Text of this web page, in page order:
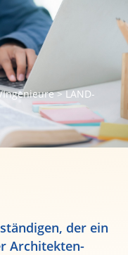
>LAND-
der ein
Architekten-